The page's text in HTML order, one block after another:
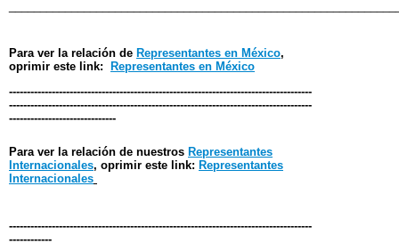
Para ver la relación de Representantes en México,
oprimir este link: Representantes en México
-------------------------------------------------------------------------------------
-------------------------------------------------------------------------------------
------------------------------
Para ver la relación de nuestros Representantes
Internacionales, oprimir este link: Representantes
Internacionales
-------------------------------------------------------------------------------------
------------